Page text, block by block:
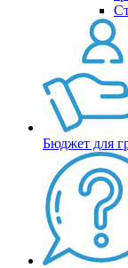
Бюджет для